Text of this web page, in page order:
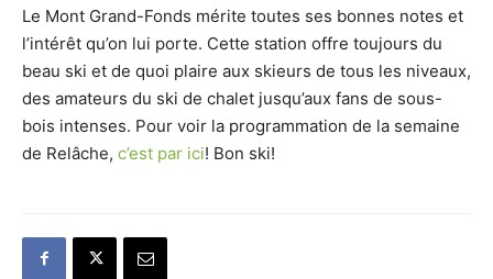
Le Mont Grand-Fonds mérite toutes ses bonnes notes et
l’intérêt qu’on lui porte. Cette station offre toujours du
beau ski et de quoi plaire aux skieurs de tous les niveaux,
des amateurs du ski de chalet jusqu’aux fans de sous-
bois intenses. Pour voir la programmation de la semaine
de Relâche, c’est par ici! Bon ski!